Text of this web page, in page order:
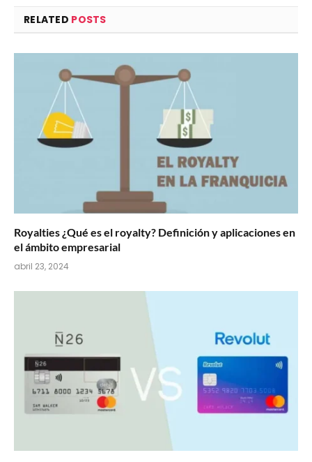
RELATED POSTS
Royalties ¿Qué es el royalty? Definición y aplicaciones en
el ámbito empresarial
abril 23, 2024